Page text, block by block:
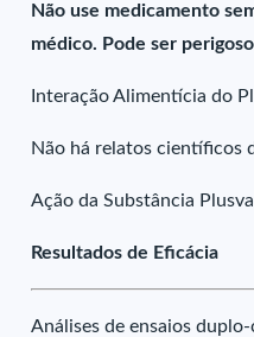
Não use medicamento
médico. Pode ser
Interação Alimentícia do
Não há relatos científicos
Ação da Substância
Resultados de Eficácia
Análises de ensaios